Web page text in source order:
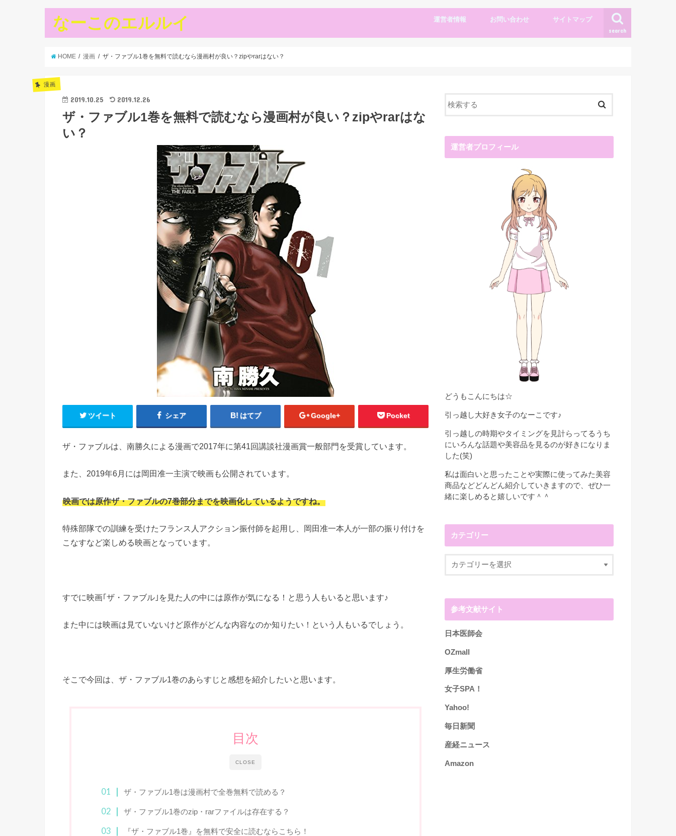
なーこのエルルイ search
運営者情報 お問い合わせ サイトマップ
HOME 漫画 ザ・ファブル1巻を無料で読むなら漫画村が良い？zipやrarはない？
漫画
2019.10.25 2019.12.26
ザ・ファブル1巻を無料で読むなら漫画村が良い？zipやrarはな
い？
ツイート シェア はてブ Google+ Pocket
ザ・ファブルは、南勝久による漫画で2017年に第41回講談社漫画賞一般部門を受賞しています。
また、2019年6月には岡田准一主演で映画も公開されています。
映画では原作ザ・ファブルの7巻部分までを映画化しているようですね。
特殊部隊での訓練を受けたフランス人アクション振付師を起用し、岡田准一本人が一部の振り付けを
こなすなど楽しめる映画となっています。
すでに映画｢ザ・ファブル｣を見た人の中には原作が気になる！と思う人もいると思います♪
また中には映画は見ていないけど原作がどんな内容なのか知りたい！という人もいるでしょう。
そこで今回は、ザ・ファブル1巻のあらすじと感想を紹介したいと思います。
CLOSE
目次
ザ・ファブル1巻は漫画村で全巻無料で読める？
ザ・ファブル1巻のzip・rarファイルは存在する？
『ザ・ファブル1巻』を無料で安全に読むならこちら！
運営者プロフィール
どうもこんにちは☆
引っ越し大好き女子のなーこです♪
引っ越しの時期やタイミングを見計らってるうち
にいろんな話題や美容品を見るのが好きになりま
した(笑)
私は面白いと思ったことや実際に使ってみた美容
商品などどんどん紹介していきますので、ぜひ一
緒に楽しめると嬉しいです＾＾
カテゴリー
参考文献サイト
日本医師会
OZmall
厚生労働省
女子SPA！
Yahoo!
毎日新聞
産経ニュース
Amazon